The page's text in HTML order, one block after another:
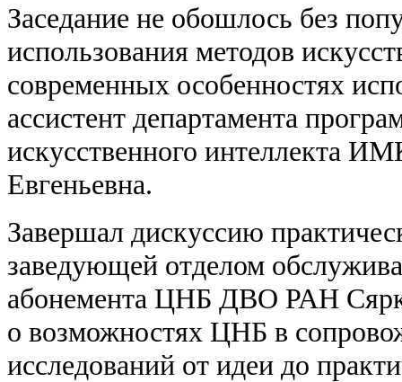
Заседание не обошлось без
использования методов
современных особенностях
ассистент департамента
искусственного интеллекта
Евгеньевна.
Завершал дискуссию
заведующей отделом
абонемента ЦНБ ДВО РАН
о возможностях ЦНБ в
исследований от идеи до